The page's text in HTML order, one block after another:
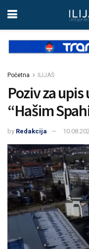
Početna ILIJAŠ
Poziv za
“Hašim
by Redakcija